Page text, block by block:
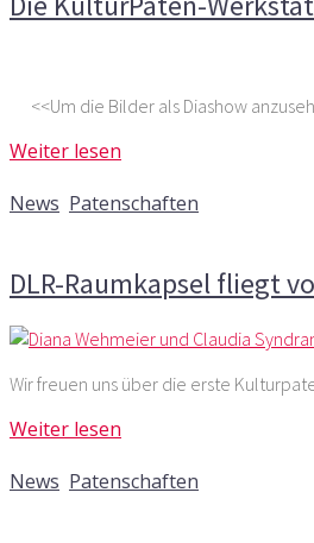
<<Um die Bilder als Diashow
Weiter lesen
News Patenschaften
DLR-Raumkapsel fliegt
Wir freuen uns über die erste
Weiter lesen
News Patenschaften